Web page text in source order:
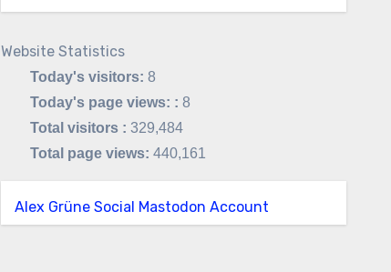
Website Statistics
Today's visitors: 8
Today's page views: : 8
Total visitors : 329,484
Total page views: 440,161
Alex Grüne Social Mastodon Account